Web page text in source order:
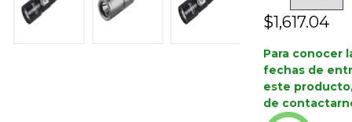
$1,617.04
Para conocer
fechas de
este
de